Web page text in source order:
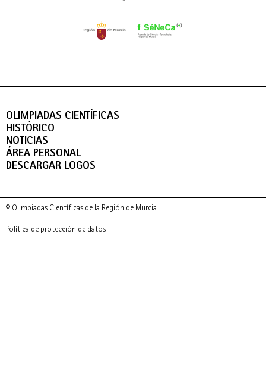
OLIMPIADAS CIENTÍFICAS
HISTÓRICO
NOTICIAS
ÁREA PERSONAL
DESCARGAR LOGOS
© Olimpiadas Científicas de la Región de Murcia
Política de protección de datos